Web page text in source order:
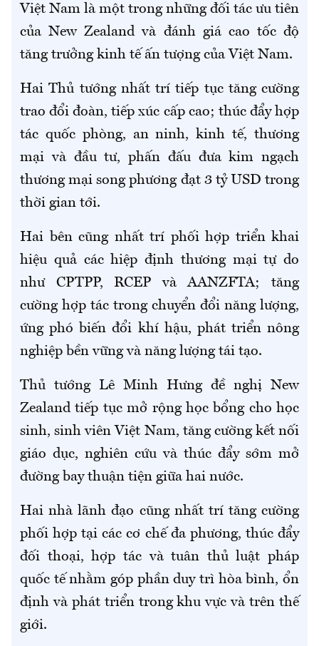
Việt Nam là một trong những đối tác ưu tiên
của New Zealand và đánh giá cao tốc độ
tăng trưởng kinh tế ấn tượng của Việt Nam.
Hai Thủ tướng nhất trí tiếp tục tăng cường
trao đổi đoàn, tiếp xúc cấp cao; thúc đẩy hợp
tác quốc phòng, an ninh, kinh tế, thương
mại và đầu tư, phấn đấu đưa kim ngạch
thương mại song phương đạt 3 tỷ USD trong
thời gian tới.
Hai bên cũng nhất trí phối hợp triển khai
hiệu quả các hiệp định thương mại tự do
như CPTPP, RCEP và AANZFTA; tăng
cường hợp tác trong chuyển đổi năng lượng,
ứng phó biến đổi khí hậu, phát triển nông
nghiệp bền vững và năng lượng tái tạo.
Thủ tướng Lê Minh Hưng đề nghị New
Zealand tiếp tục mở rộng học bổng cho học
sinh, sinh viên Việt Nam, tăng cường kết nối
giáo dục, nghiên cứu và thúc đẩy sớm mở
đường bay thuận tiện giữa hai nước.
Hai nhà lãnh đạo cũng nhất trí tăng cường
phối hợp tại các cơ chế đa phương, thúc đẩy
đối thoại, hợp tác và tuân thủ luật pháp
quốc tế nhằm góp phần duy trì hòa bình, ổn
định và phát triển trong khu vực và trên thế
giới.